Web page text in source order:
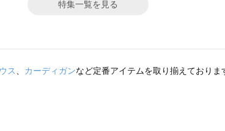
特集一覧を見る
ス、 カーディガンなど定番アイテムを取り揃えておりま